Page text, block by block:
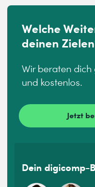
Welche
deinen
Wir beraten
und kostenlos.
Jetzt
Dein digicomp-